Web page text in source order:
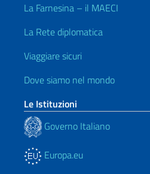
La Farnesina – il MAECI
La Rete diplomatica
Viaggiare sicuri
Dove siamo nel mondo
Le Istituzioni
Governo Italiano
Europa.eu